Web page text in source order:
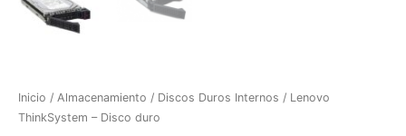
Inicio / Almacenamiento / Discos Duros Internos / Lenovo
ThinkSystem – Disco duro